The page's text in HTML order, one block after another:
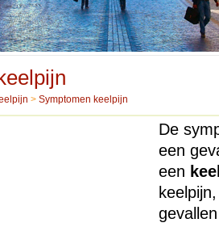
> Symptomen keelpijn
De
een
een